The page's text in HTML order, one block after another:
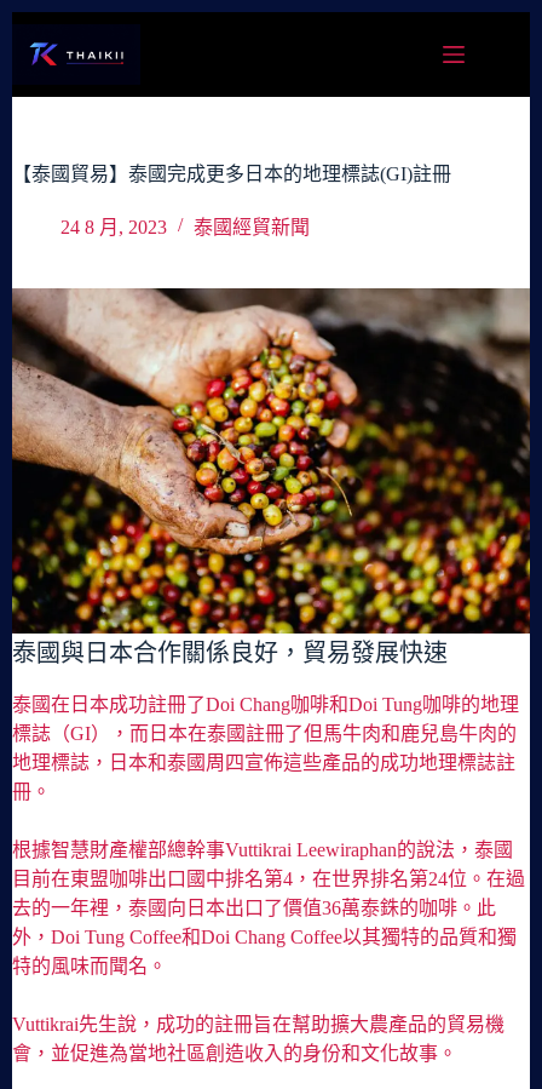
容
【泰國貿易】泰國完成更多日本的地理標誌(GI)註冊
24 8 月, 2023 泰國經貿新聞
泰國與日本合作關係良好，貿易發展快速
泰國在日本成功註冊了Doi Chang咖啡和Doi Tung咖啡的地理
標誌（GI），而日本在泰國註冊了但馬牛肉和鹿兒島牛肉的
地理標誌，日本和泰國周四宣佈這些產品的成功地理標誌註
冊。
根據智慧財產權部總幹事Vuttikrai Leewiraphan的說法，泰國
目前在東盟咖啡出口國中排名第4，在世界排名第24位。在過
去的一年裡，泰國向日本出口了價值36萬泰銖的咖啡。此
外，Doi Tung Coffee和Doi Chang Coffee以其獨特的品質和獨
特的風味而聞名。
Vuttikrai先生說，成功的註冊旨在幫助擴大農產品的貿易機
會，並促進為當地社區創造收入的身份和文化故事。